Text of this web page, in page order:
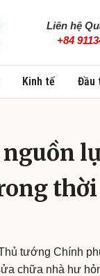
Liên hệ
+84
Kinh tế Đầu
tướng Chính
chữa nhà hư